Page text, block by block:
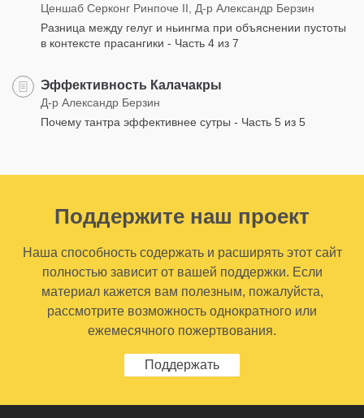
Ценшаб Серконг Ринпоче II, Д-р Александр Берзин
Разница между гелуг и ньингма при объяснении пустоты
в контексте прасангики - Часть 4 из 7
Эффективность Калачакры
Д-р Александр Берзин
Почему тантра эффективнее сутры - Часть 5 из 5
Поддержите наш проект
Наша способность содержать и расширять этот сайт
полностью зависит от вашей поддержки. Если
материал кажется вам полезным, пожалуйста,
рассмотрите возможность однократного или
ежемесячного пожертвования.
Поддержать